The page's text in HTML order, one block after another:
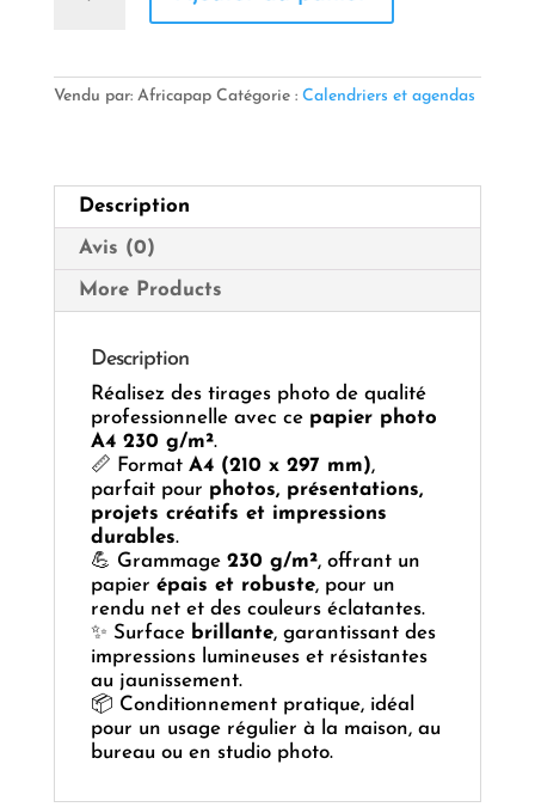
230
Vendu par: Africapap Catégorie : Calendriers et agendas
Description
Avis (0)
More Products
Description
Réalisez des tirages photo de qualité
professionnelle avec ce papier photo
A4 230 g/m².
📏 Format A4 (210 x 297 mm),
parfait pour photos, présentations,
projets créatifs et impressions
durables.
💪 Grammage 230 g/m², offrant un
papier épais et robuste, pour un
rendu net et des couleurs éclatantes.
✨ Surface brillante, garantissant des
impressions lumineuses et résistantes
au jaunissement.
📦 Conditionnement pratique, idéal
pour un usage régulier à la maison, au
bureau ou en studio photo.